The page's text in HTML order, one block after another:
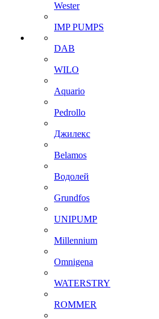
Wester
IMP PUMPS
DAB
WILO
Aquario
Pedrollo
Джилекс
Belamos
Водолей
Grundfos
UNIPUMP
Millennium
Omnigena
WATERSTRY
ROMMER